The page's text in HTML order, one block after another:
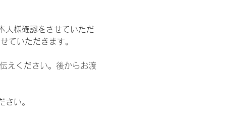
人様確認をさせていただ
ていただきます。
えください。後からお渡
い。